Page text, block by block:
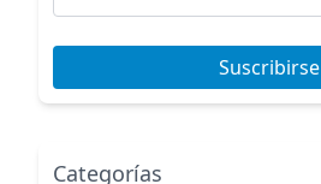
Suscribirse
Categorías